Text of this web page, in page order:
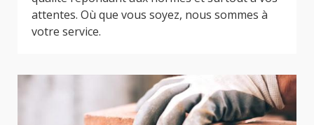
attentes. Où que vous soyez, nous sommes à
votre service.